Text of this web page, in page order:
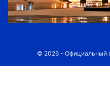
© 2026 - Официальный